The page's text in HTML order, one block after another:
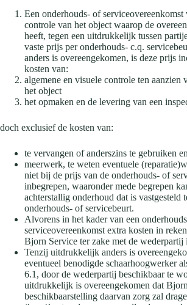
Een onderhouds- of
controle van het object waarop de
heeft, tegen een uitdrukkelijk tussen
vaste prijs per onderhouds- c.q.
anders is overeengekomen, is deze prijs
kosten van:
algemene en visuele controle ten aanzien
het object
het opmaken en de levering van een
doch exclusief de kosten van:
te vervangen of anderszins te gebruiken
meerwerk, te weten eventuele
niet bij de prijs van de onderhouds- of
inbegrepen, waaronder mede begrepen
achterstallig onderhoud dat is vastgesteld
onderhouds- of servicebeurt.
Alvorens in het kader van een
serviceovereenkomst extra kosten in
Bjorn Service ter zake met de wederpartij
Tenzij uitdrukkelijk anders is
eventueel benodigde schaarhoogwerker
6.1, door de wederpartij beschikbaar te
uitdrukkelijk is overeengekomen dat
beschikbaarstelling daarvan zorg zal